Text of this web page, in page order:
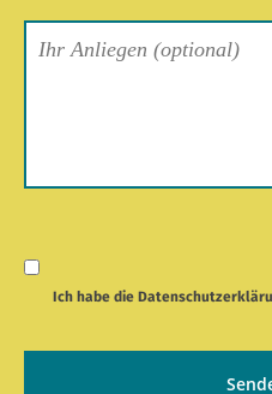
Ich habe die